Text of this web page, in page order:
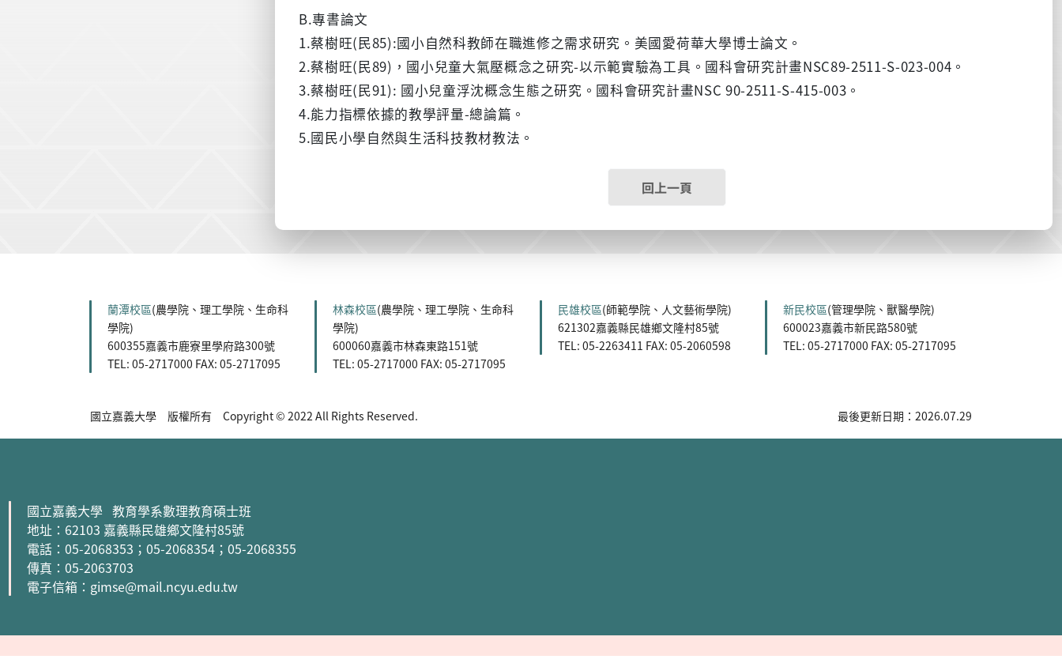
B.專書論文
1.蔡樹旺(民85):國小自然科教師在職進修之需求研究。美國愛荷華大學博士論文。
2.蔡樹旺(民89)，國小兒童大氣壓概念之研究-以示範實驗為工具。國科會研究計畫NSC89-2511-S-023-004。
3.蔡樹旺(民91): 國小兒童浮沈概念生態之研究。國科會研究計畫NSC 90-2511-S-415-003。
4.能力指標依據的教學評量-總論篇。
5.國民小學自然與生活科技教材教法。
回上一頁
蘭潭校區(農學院、理工學院、生命科
學院)
600355嘉義市鹿寮里學府路300號
TEL: 05-2717000 FAX: 05-2717095
林森校區(農學院、理工學院、生命科
學院)
600060嘉義市林森東路151號
TEL: 05-2717000 FAX: 05-2717095
民雄校區(師範學院、人文藝術學院)
621302嘉義縣民雄鄉文隆村85號
TEL: 05-2263411 FAX: 05-2060598
新民校區(管理學院、獸醫學院)
600023嘉義市新民路580號
TEL: 05-2717000 FAX: 05-2717095
國立嘉義大學 版權所有 Copyright © 2022 All Rights Reserved. 最後更新日期：2026.07.29
國立嘉義大學 教育學系數理教育碩士班
地址：62103 嘉義縣民雄鄉文隆村85號
電話：05-2068353 ；05-2068354 ；05-2068355
傳真：05-2063703
電子信箱：gimse@mail.ncyu.edu.tw